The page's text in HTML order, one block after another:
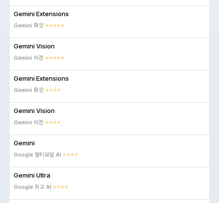
Gemini Extensions
Gemini 확장 ⭐⭐⭐⭐⭐
Gemini Vision
Gemini 비전 ⭐⭐⭐⭐⭐
Gemini Extensions
Gemini 확장 ⭐⭐⭐⭐
Gemini Vision
Gemini 비전 ⭐⭐⭐⭐
Gemini
Google 멀티모달 AI ⭐⭐⭐⭐
Gemini Ultra
Google 최고 AI ⭐⭐⭐⭐